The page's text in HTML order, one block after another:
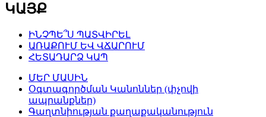
ԿԱՅՔ
ԻՆՉՊԵ՞Ս ՊԱՏՎԻՐԵԼ
ԱՌԱՔՈՒՄ ԵՎ ՎՃԱՐՈՒՄ
ՀԵՏԱԴԱՐՁ ԿԱՊ
ՄԵՐ ՄԱՍԻՆ
Օգտագործման Կանոններ (փչովի
ապրանքներ)
Գաղտնիության քաղաքականություն